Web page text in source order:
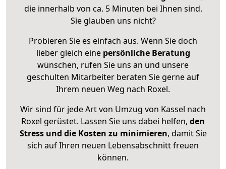
die innerhalb von ca. 5 Minuten bei Ihnen sind.
Sie glauben uns nicht?
Probieren Sie es einfach aus. Wenn Sie doch
lieber gleich eine persönliche Beratung
wünschen, rufen Sie uns an und unsere
geschulten Mitarbeiter beraten Sie gerne auf
Ihrem neuen Weg nach Roxel.
Wir sind für jede Art von Umzug von Kassel nach
Roxel gerüstet. Lassen Sie uns dabei helfen, den
Stress und die Kosten zu minimieren, damit Sie
sich auf Ihren neuen Lebensabschnitt freuen
können.